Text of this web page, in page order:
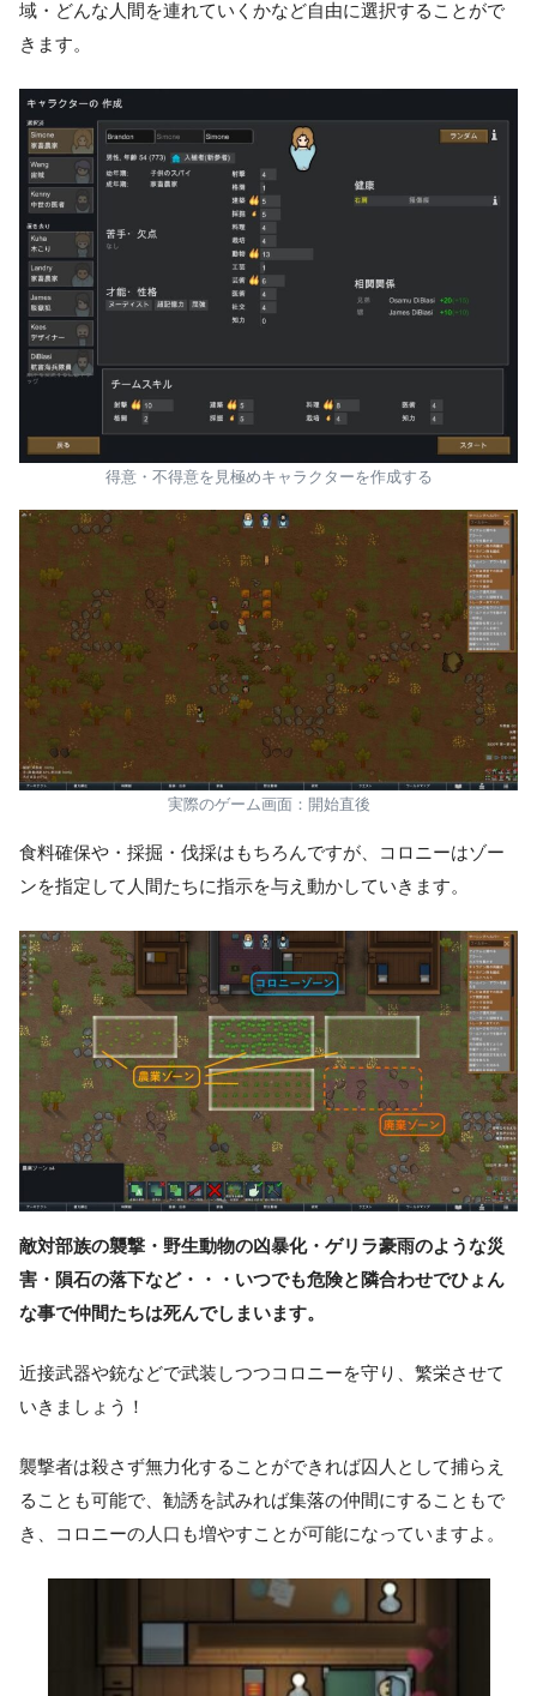
域・どんな人間を連れていくかなど自由に選択することがで
きます。
得意・不得意を見極めキャラクターを作成する
実際のゲーム画面：開始直後
食料確保や・採掘・伐採はもちろんですが、コロニーはゾー
ンを指定して人間たちに指示を与え動かしていきます。
敵対部族の襲撃・野生動物の凶暴化・ゲリラ豪雨のような災
害・隕石の落下など・・・いつでも危険と隣合わせでひょん
な事で仲間たちは死んでしまいます。
近接武器や銃などで武装しつつコロニーを守り、繁栄させて
いきましょう！
襲撃者は殺さず無力化することができれば囚人として捕らえ
ることも可能で、勧誘を試みれば集落の仲間にすることもで
き、コロニーの人口も増やすことが可能になっていますよ。